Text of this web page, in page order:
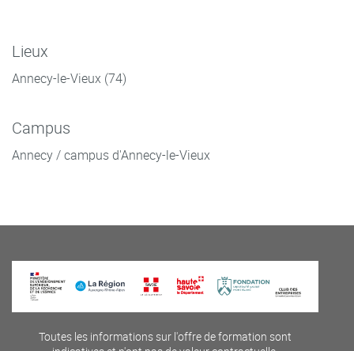
Lieux
Annecy-le-Vieux (74)
Campus
Annecy / campus d'Annecy-le-Vieux
Toutes les informations sur l'offre de formation sont